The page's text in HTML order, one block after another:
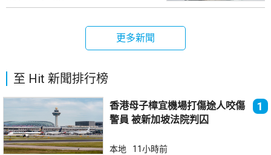
更多新聞
至 Hit 新聞排行榜
香港母子樟宜機場打傷途人咬傷
警員 被新加坡法院判囚
1
本地 11小時前